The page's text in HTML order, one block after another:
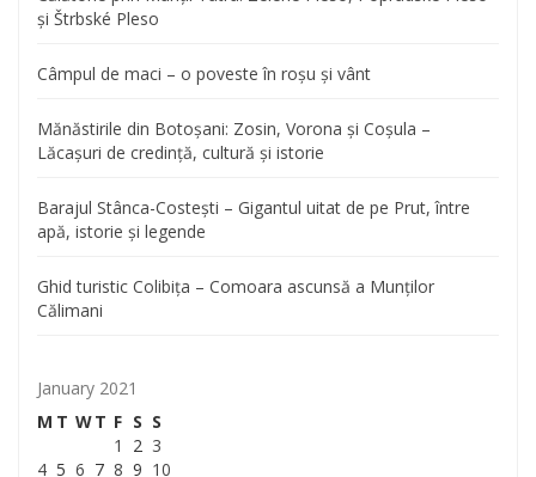
și Štrbské Pleso
Câmpul de maci – o poveste în roșu și vânt
Mănăstirile din Botoșani: Zosin, Vorona și Coșula –
Lăcașuri de credință, cultură și istorie
Barajul Stânca-Costești – Gigantul uitat de pe Prut, între
apă, istorie și legende
Ghid turistic Colibița – Comoara ascunsă a Munților
Călimani
January 2021
M T WT F S S
1 2 3
4 5 6 7 8 9 10